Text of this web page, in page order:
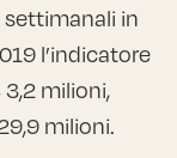
in
l’indicatore
milioni,
milioni.